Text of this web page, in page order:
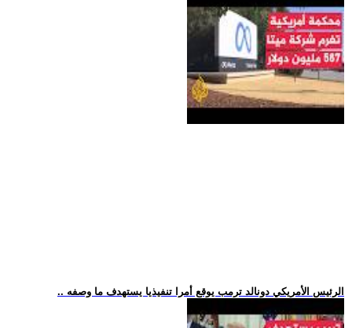
.. الرئيس الأمريكي دونالد ترمب يوقع أمرا تنفيذيا يستهدف ما وصفه